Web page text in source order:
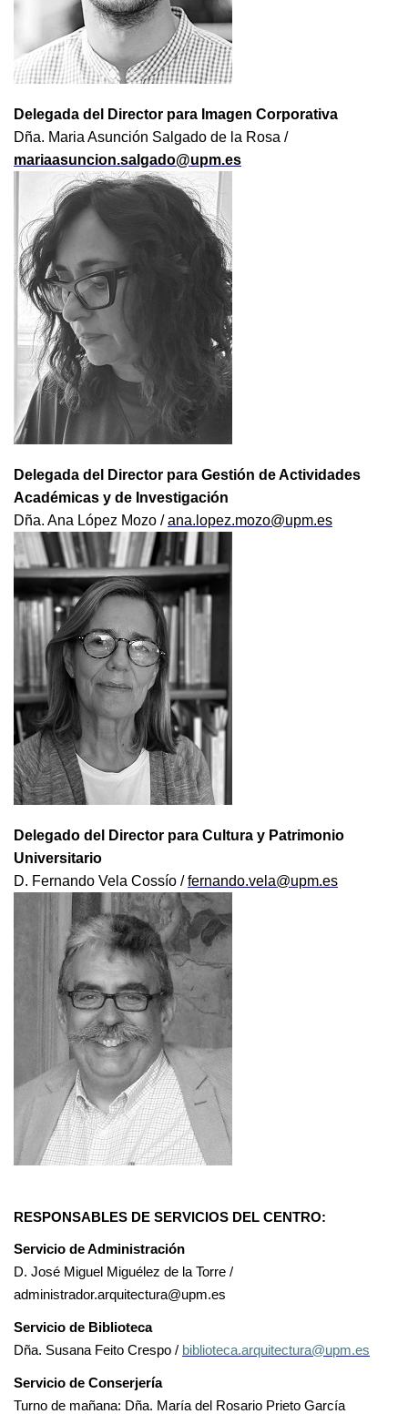
Delegada del Director para Imagen Corporativa
Dña. Maria Asunción Salgado de la Rosa /
mariaasuncion.salgado@upm.es
Delegada del Director para Gestión de Actividades
Académicas y de Investigación
Dña. Ana López Mozo /ana.lopez.mozo@upm.es
Delegado del Director para Cultura y Patrimonio
Universitario
D. Fernando Vela Cossío /fernando.vela@upm.es
RESPONSABLES DE SERVICIOS DEL CENTRO:
Servicio de Administración
D. José Miguel Miguélez de la Torre /
administrador.arquitectura@upm.es
Servicio de Biblioteca
Dña. Susana Feito Crespo / biblioteca.arquitectura@upm.es
Servicio de Conserjería
Turno de mañana: Dña. María del Rosario Prieto García